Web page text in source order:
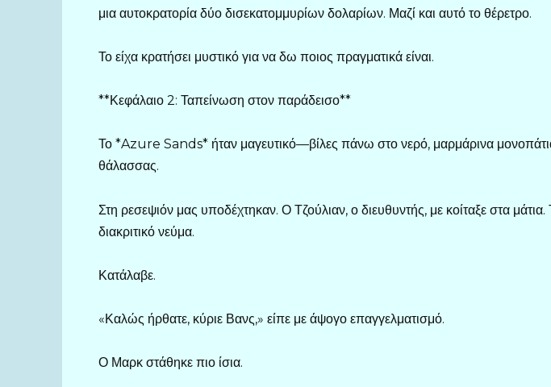
μια αυτοκρατορία δύο δισεκατομμυρίων δολαρίων. Μαζί και αυτό το θέρετρο.
Το είχα κρατήσει μυστικό για να δω ποιος πραγματικά είναι.
**Κεφάλαιο 2: Ταπείνωση στον παράδεισο**
Το *Azure Sands* ήταν μαγευτικό—βίλες πάνω στο νερό, μαρμάρινα
θάλασσας.
Στη ρεσεψιόν μας υποδέχτηκαν. Ο Τζούλιαν, ο διευθυντής, με κοίταξε στα
διακριτικό νεύμα.
Κατάλαβε.
«Καλώς ήρθατε, κύριε Βανς,» είπε με άψογο επαγγελματισμό.
Ο Μαρκ στάθηκε πιο ίσια.